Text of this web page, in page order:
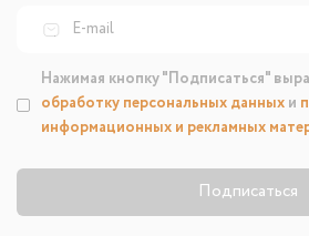
Подписаться
Нажимая кнопку "Подписаться"
обработку персональных данных и
информационных и рекламных